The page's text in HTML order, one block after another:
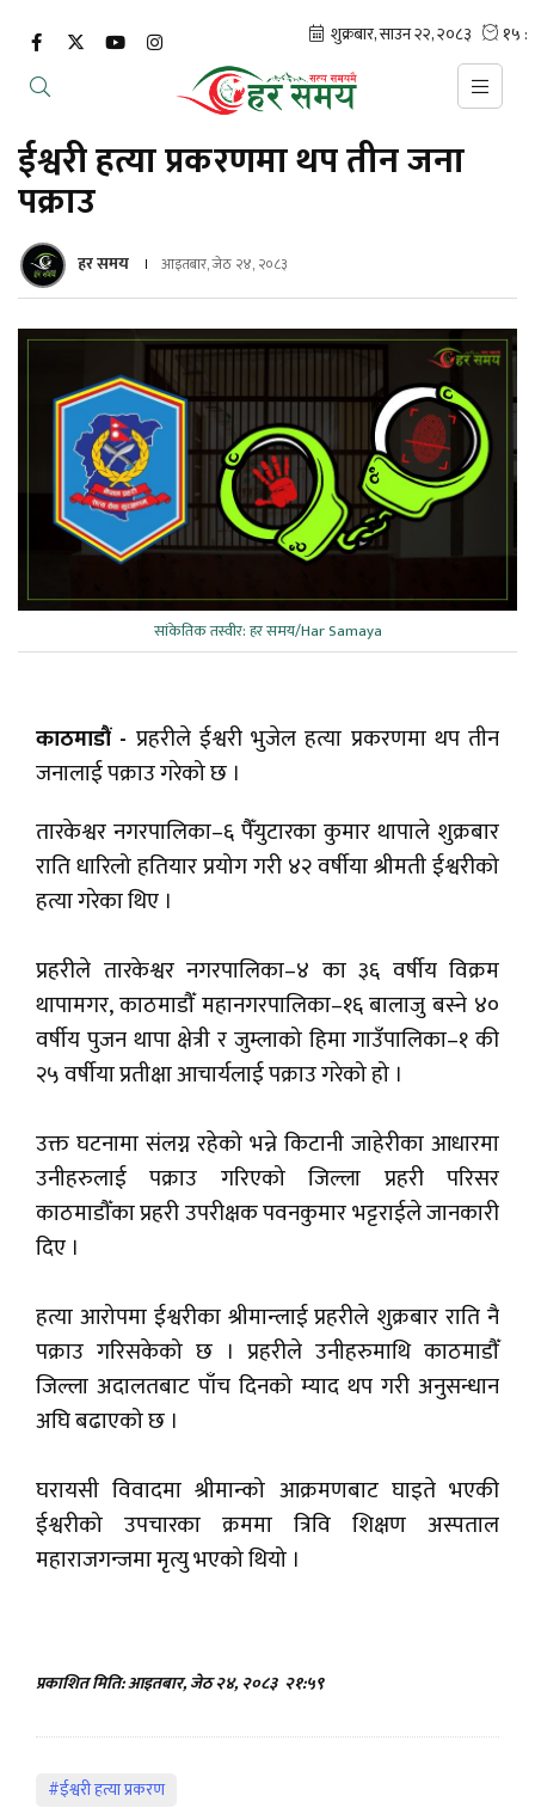
ईश्वरी हत्या प्रकरणमा थप तीन जना
पक्राउ
हर समय आइतबार, जेठ २४, २०८३
सांकेतिक तस्वीर: हर समय/Har Samaya
काठमाडौं - प्रहरीले ईश्वरी भुजेल हत्या प्रकरणमा थप तीन
जनालाई पक्राउ गरेको छ ।
तारकेश्वर नगरपालिका–६ पैँयुटारका कुमार थापाले शुक्रबार
राति धारिलो हतियार प्रयोग गरी ४२ वर्षीया श्रीमती ईश्वरीको
हत्या गरेका थिए ।
प्रहरीले तारकेश्वर नगरपालिका–४ का ३६ वर्षीय विक्रम
थापामगर, काठमाडौँ महानगरपालिका–१६ बालाजु बस्ने ४०
वर्षीय पुजन थापा क्षेत्री र जुम्लाको हिमा गाउँपालिका–१ की
२५ वर्षीया प्रतीक्षा आचार्यलाई पक्राउ गरेको हो ।
उक्त घटनामा संलग्न रहेको भन्ने किटानी जाहेरीका आधारमा
उनीहरुलाई पक्राउ गरिएको जिल्ला प्रहरी परिसर
काठमाडौँका प्रहरी उपरीक्षक पवनकुमार भट्टराईले जानकारी
दिए ।
हत्या आरोपमा ईश्वरीका श्रीमान्लाई प्रहरीले शुक्रबार राति नै
पक्राउ गरिसकेको छ । प्रहरीले उनीहरुमाथि काठमाडौँ
जिल्ला अदालतबाट पाँच दिनको म्याद थप गरी अनुसन्धान
अघि बढाएको छ ।
घरायसी विवादमा श्रीमान्को आक्रमणबाट घाइते भएकी
ईश्वरीको उपचारका क्रममा त्रिवि शिक्षण अस्पताल
महाराजगन्जमा मृत्यु भएको थियो ।
प्रकाशित मिति: आइतबार, जेठ २४, २०८३ २१:५९
#ईश्वरी हत्या प्रकरण